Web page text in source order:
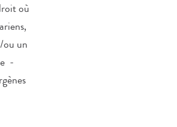
où
ou un
-